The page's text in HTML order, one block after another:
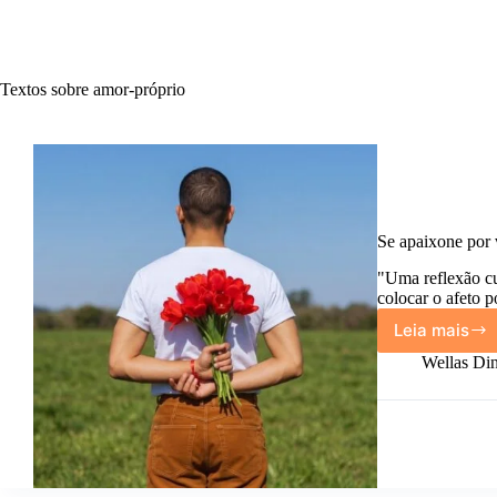
Textos sobre amor-próprio
Se apaixone por
"Uma reflexão
colocar o afeto
Leia mais
Se
você
Wellas